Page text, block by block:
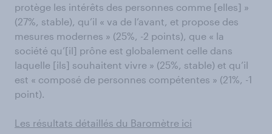
protège les intérêts des personnes comme [elles] »
(27%, stable), qu’il « va de l’avant, et propose des
mesures modernes » (25%, -2 points), que « la
société qu’[il] prône est globalement celle dans
laquelle [ils] souhaitent vivre » (25%, stable) et qu’il
est « composé de personnes compétentes » (21%, -1
point).
Les résultats détaillés du Baromètre ici